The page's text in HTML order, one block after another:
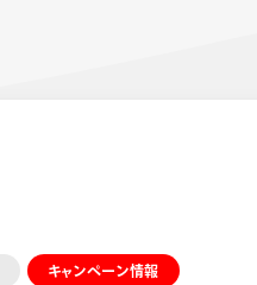
キャンペーン情報